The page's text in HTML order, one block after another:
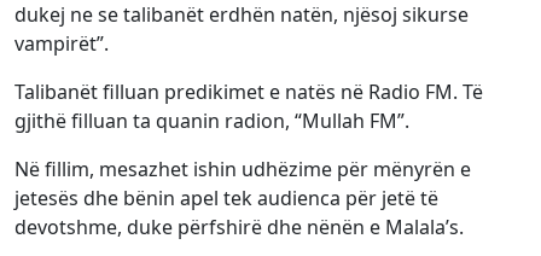
dukej ne se talibanët erdhën natën, njësoj sikurse
vampirët”.
Talibanët filluan predikimet e natës në Radio FM. Të
gjithë filluan ta quanin radion, “Mullah FM”.
Në fillim, mesazhet ishin udhëzime për mënyrën e
jetesës dhe bënin apel tek audienca për jetë të
devotshme, duke përfshirë dhe nënën e Malala’s.